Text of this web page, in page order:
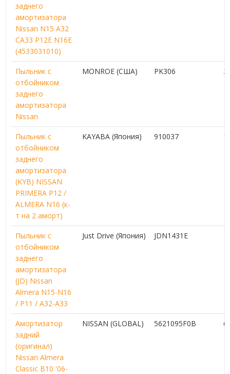
заднего
амортизатора
Nissan N15 A32
CA33 P12E N16E
(4533031010)
Пыльник с
отбойником
заднего
амортизатора
Nissan
MONROE (США) PK306 2
Пыльник с
отбойником
заднего
амортизатора
(KYB) NISSAN
PRIMERA P12 /
ALMERA N16 (к-
т на 2 аморт)
KAYABA (Япония) 910037 1
Пыльник с
отбойником
заднего
амортизатора
(JD) Nissan
Almera N15-N16
/ P11 / A32-A33
Just Drive (Япония) JDN1431E
Амортизатор
задний
(оригинал)
Nissan Almera
Classic B10 '06-
NISSAN (GLOBAL) 5621095F0B 6